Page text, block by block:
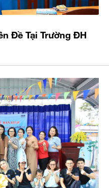
Đề Tại Trường ĐH